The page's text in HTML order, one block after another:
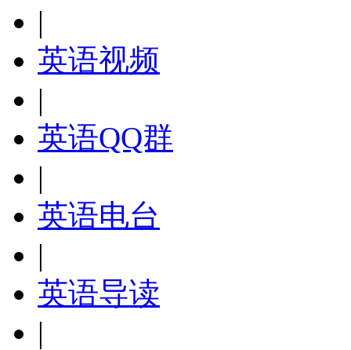
|
英语视频
|
英语QQ群
|
英语电台
|
英语导读
|